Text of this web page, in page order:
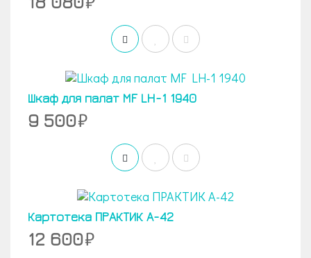
Шкаф для палат МF LH-1 1940
9 500
Картотека ПРАКТИК А-42
12 600